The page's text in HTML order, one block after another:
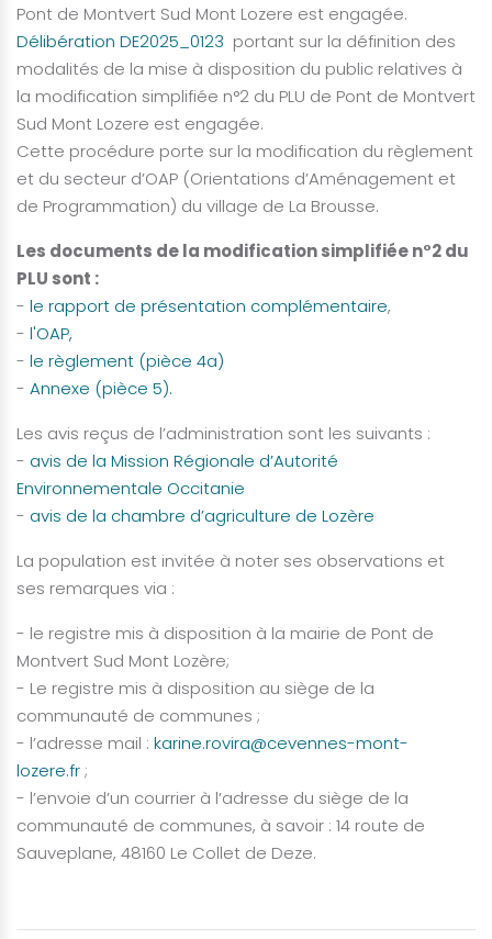
Pont de Montvert Sud Mont Lozere est engagée.
Délibération DE2025_0123 portant sur la définition des
modalités de la mise à disposition du public relatives à
la modification simplifiée n°2 du PLU de Pont de Montvert
Sud Mont Lozere est engagée.
Cette procédure porte sur la modification du règlement
et du secteur d’OAP (Orientations d’Aménagement et
de Programmation) du village de La Brousse.
Les documents de la modification simplifiée n°2 du
PLU sont :
- le rapport de présentation complémentaire,
- l'OAP,
- le règlement (pièce 4a)
- Annexe (pièce 5).
Les avis reçus de l’administration sont les suivants :
- avis de la Mission Régionale d’Autorité
Environnementale Occitanie
- avis de la chambre d’agriculture de Lozère
La population est invitée à noter ses observations et
ses remarques via :
- le registre mis à disposition à la mairie de Pont de
Montvert Sud Mont Lozère;
- Le registre mis à disposition au siège de la
communauté de communes ;
- l’adresse mail : karine.rovira@cevennes-mont-
lozere.fr;
- l’envoie d’un courrier à l’adresse du siège de la
communauté de communes, à savoir : 14 route de
Sauveplane, 48160 Le Collet de Deze.